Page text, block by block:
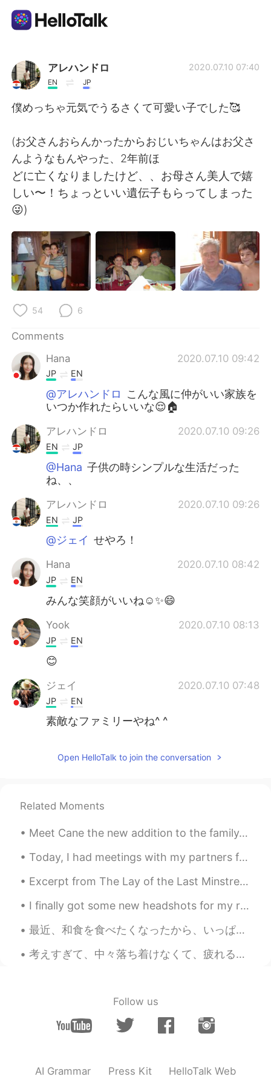
Language Exchange App
AI Grammar Checker
简体中文 繁體中文
Français Deutsch
日本語 한국어
Русский
Indonesia
Türkçe
Português
アレハンドロ
EN JP
2020.07.10 07:40
僕めっちゃ元気でうるさくて可愛い子でした🥰
(お父さんおらんかったからおじいちゃんはお父さ
んようなもんやった、2年前ほ
どに亡くなりましたけど、、お母さん美人で嬉
しい〜！ちょっといい遺伝子もらってしまった
😜)
54 6
Comments
Hana
2020.07.10 09:42
JP EN
@アレハンドロ
こんな風に仲がいい家族を
いつか作れたらいいな😌🏠
アレハンドロ 2020.07.10 09:26
EN JP
@Hana 子供の時シンプルな生活だった
ね、、
アレハンドロ 2020.07.10 09:26
EN JP
@ジェイ せやろ！
Hana 2020.07.10 08:42
JP EN
みんな笑顔がいいね☺️✨😄
Yook 2020.07.10 08:13
JP EN
😊
ジェイ 2020.07.10 07:48
JP EN
素敵なファミリーやね^ ^
Open HelloTalk to join the conversation
Related Moments
Meet Cane the new addition to the family. Yes he is big. We should of named him Panther. He requi...
Today, I had meetings with my partners for my Amazon business all day...then afterwards I had to ...
Excerpt from The Lay of the Last Minstrel by Sir Walter Scott. From Canto Sixth II O Caledonia...
I finally got some new headshots for my resume and online tutoring profiles. I love being myself...
最近、和食を食べたくなったから、いっぱい食べました。昨日、私の人生では初めて本物お好み焼きを食べました。すごく大きなサイゼで、めちゃ美味しかった！ちょっとびっくりした。梅酒も初めて飲んだ！🥃🥃 ...
考えすぎて、中々落ち着けなくて、疲れるのが多いから、ここに一人でよく来ています。皆さんはストレスや心配事で悩む時に何をしますか。アメリカ人として、日本人はメンタルヘルスについて話すのが恥ずかしく...
Follow us
AI Grammar Press Kit HelloTalk Web